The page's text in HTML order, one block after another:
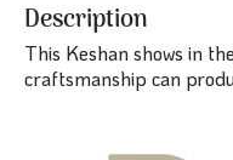
Description
This Keshan shows in
craftsmanship can